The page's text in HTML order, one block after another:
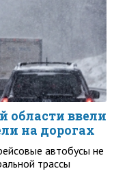
области ввели
на дорогах
автобусы не
трассы